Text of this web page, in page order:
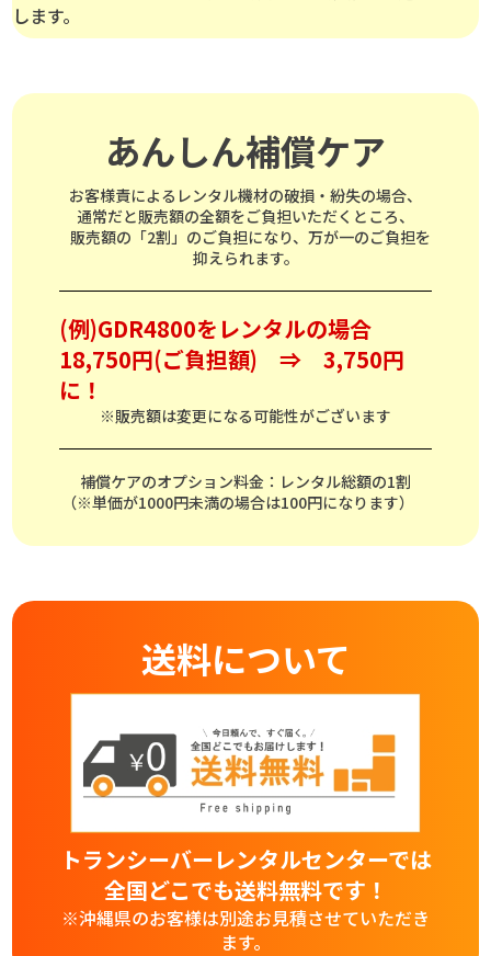
します。
あんしん補償ケア
お客様責によるレンタル機材の破損・紛失の場合、
通常だと販売額の全額をご負担いただくところ、
販売額の「2割」のご負担になり、万が一のご負担を
抑えられます。
(例)GDR4800をレンタルの場合
18,750円(ご負担額) ⇒ 3,750円
に！
※販売額は変更になる可能性がございます
補償ケアのオプション料金：レンタル総額の1割
（※単価が1000円未満の場合は100円になります）
送料について
トランシーバーレンタルセンターでは
全国どこでも送料無料です！
※沖縄県のお客様は別途お見積させていただき
ます。